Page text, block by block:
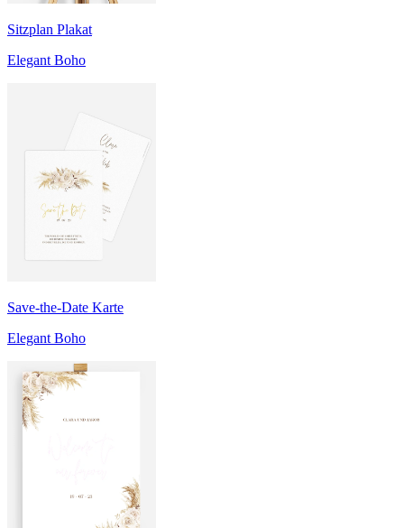
Sitzplan Plakat
Elegant Boho
Save-the-Date Karte
Elegant Boho